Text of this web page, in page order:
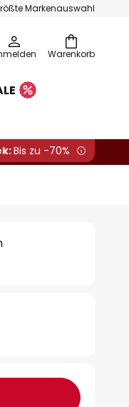
Markenauswahl
Warenkorb
Bis zu -70%